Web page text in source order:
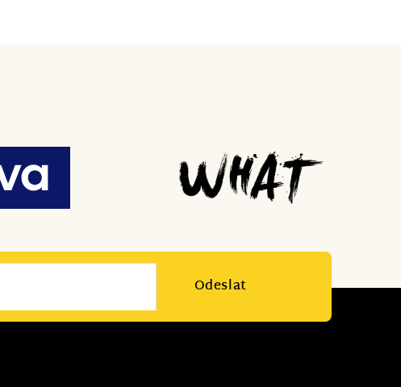
Odeslat